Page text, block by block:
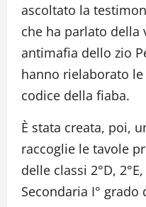
ascoltato la
che ha parlato della
antimafia dello zio
hanno rielaborato
codice della fiaba.
È stata creata, poi,
raccoglie le tavole
delle classi 2°D,
Secondaria I° grado